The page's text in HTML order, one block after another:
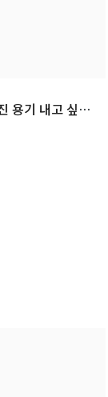
용기 내고 싶었